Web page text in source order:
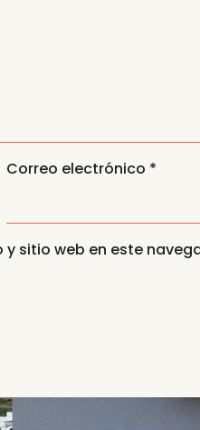
Correo electrónico *
sitio web en este